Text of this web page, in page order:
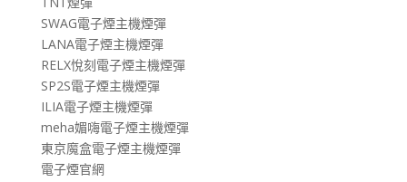
SWAG電子煙主機煙彈
LANA電子煙主機煙彈
RELX悅刻電子煙主機煙彈
SP2S電子煙主機煙彈
ILIA電子煙主機煙彈
meha媚嗨電子煙主機煙彈
東京魔盒電子煙主機煙彈
電子煙官網